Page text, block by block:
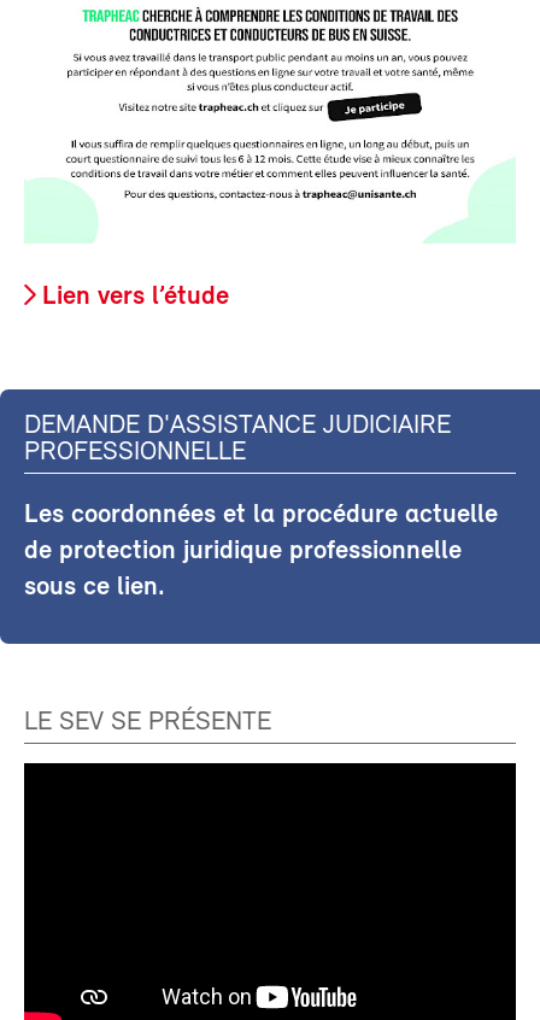
Lien vers l’étude
DEMANDE D'ASSISTANCE JUDICIAIRE
PROFESSIONNELLE
Les coordonnées et la procédure actuelle
de protection juridique professionnelle
sous ce lien.
LE SEV SE PRÉSENTE